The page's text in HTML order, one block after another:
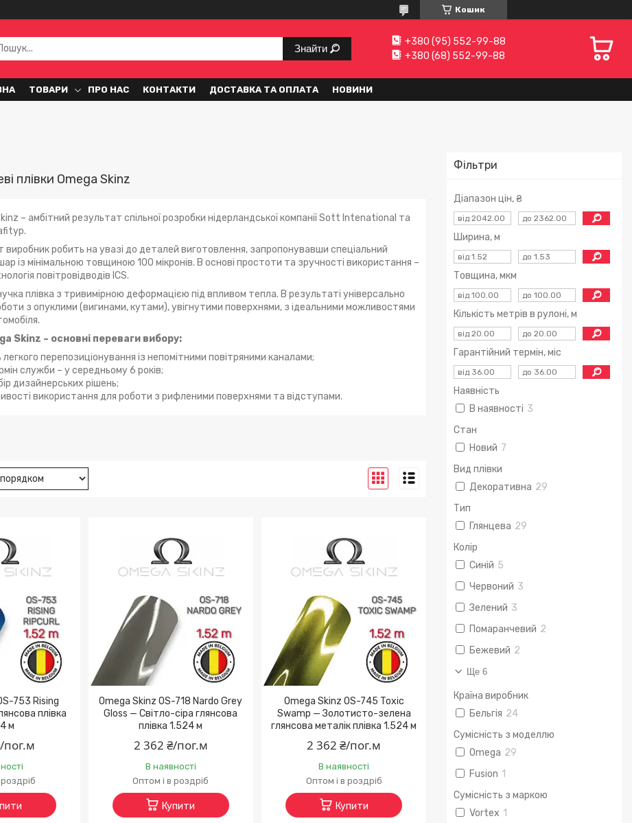
Кошик
Знайти
+380 (95) 552-99-88
+380 (68) 552-99-88
ТОВАРИ ПРО НАС КОНТАКТИ ДОСТАВКА ТА ОПЛАТА НОВИНИ
Фільтри
Діапазон цін, ₴
Ширина, м
Товщина, мкм
Кількість метрів в рулоні, м
Гарантійний термін, міс
Наявність
В наявності 3
Стан
Новий 7
Вид плівки
Декоративна 29
Тип
Глянцева 29
Колір
Синій 5
Червоний 3
Зелений 3
Помаранчевий 2
Бежевий 2
Ще 6
Країна виробник
Бельгія 24
Сумісність з моделлю
Omega 29
Fusion 1
Сумісність з маркою
Vortex 1
плівки Omega Skinz
– амбітний результат спільної розробки нідерландської компанії Sott Intenational та
виробник робить на увазі до деталей виготовлення, запропонувавши спеціальний
із мінімальною товщиною 100 мікронів. В основі простоти та зручності використання –
повітровідводів ICS.
плівка з тривимірною деформацією під впливом тепла. В результаті універсально
з опуклими (вигинами, кутами), увігнутими поверхнями, з ідеальними можливостями
Skinz – основні переваги вибору:
перепозиціонування із непомітними повітряними каналами;
служби – у середньому 6 років;
дизайнерських рішень;
використання для роботи з рифленими поверхнями та відступами.
753 Rising
плівка
м
пог.м
Omega Skinz OS-718 Nardo Grey
Gloss — Світло-сіра глянсова
плівка 1.524 м
2 362 ₴/пог.м
В наявності
Оптом і в роздріб
Купити
Omega Skinz OS-745 Toxic
Swamp — Золотисто-зелена
глянсова металік плівка 1.524 м
2 362 ₴/пог.м
В наявності
Оптом і в роздріб
Купити